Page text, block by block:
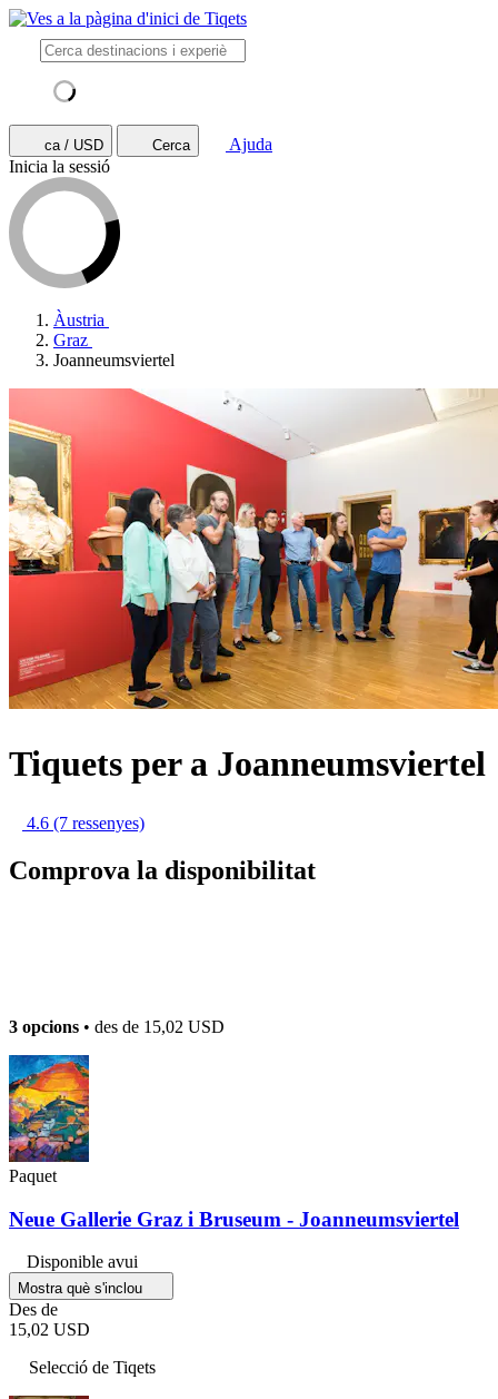
ca / USD Cerca
Ajuda
Inicia la sessió
Àustria
Graz
Joanneumsviertel
Tiquets per a Joanneumsviertel
4.6 (7 ressenyes)
Comprova la disponibilitat
3 opcions • des de 15,02 USD
Paquet
Neue Gallerie Graz i Bruseum - Joanneumsviertel
Disponible avui
Mostra què s'inclou
Des de
15,02 USD
Selecció de Tiqets